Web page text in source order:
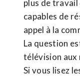
plus de travail
capables de
appel à la
La question
télévision aux
Si vous lisez